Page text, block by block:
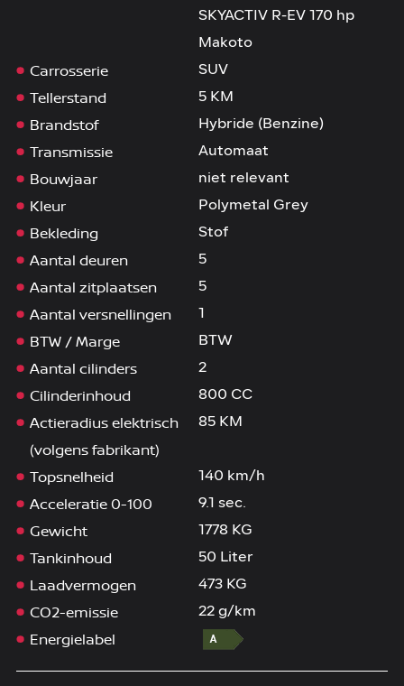
SKYACTIV R-EV 170 hp
Makoto
Carrosserie SUV
Tellerstand 5 KM
Brandstof Hybride (Benzine)
Transmissie Automaat
Bouwjaar niet relevant
Kleur Polymetal Grey
Bekleding Stof
Aantal deuren 5
Aantal zitplaatsen 5
Aantal versnellingen 1
BTW / Marge BTW
Aantal cilinders 2
Cilinderinhoud 800 CC
Actieradius elektrisch
(volgens fabrikant)
85 KM
Topsnelheid 140 km/h
Acceleratie 0-100 9.1 sec.
Gewicht 1778 KG
Tankinhoud 50 Liter
Laadvermogen 473 KG
CO2-emissie 22 g/km
Energielabel